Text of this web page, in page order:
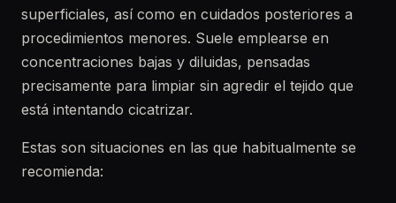
superficiales, así como en cuidados posteriores a
procedimientos menores. Suele emplearse en
concentraciones bajas y diluidas, pensadas
precisamente para limpiar sin agredir el tejido que
está intentando cicatrizar.
Estas son situaciones en las que habitualmente se
recomienda: